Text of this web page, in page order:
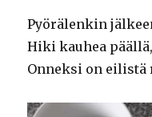
Pyörälenkin
Hiki kauhea
Onneksi on eilistä